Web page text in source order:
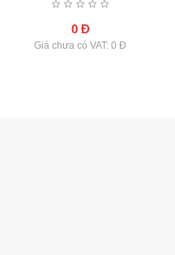
0 Đ
Giá chưa có VAT: 0 Đ